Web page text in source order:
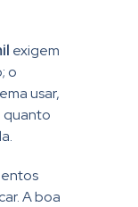
exigem
o
usar,
quanto
A boa